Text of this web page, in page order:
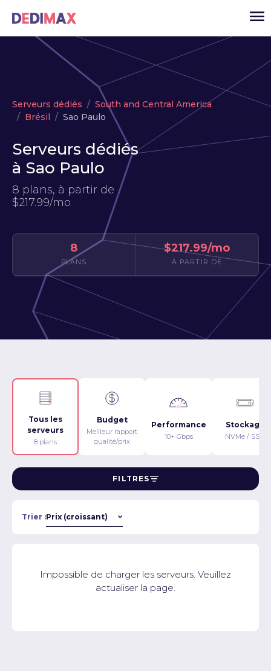
VPS
Serveurs dédiés
MON ESPACE
Serveurs dédiés
South and Central America
Brésil
Sao Paulo
Serveurs dédiés
à Sao Paulo
8 plans, à partir de
$217.99/mo
8
PLANS
$217.99/mo
À PARTIR DE
Tous les
serveurs
8 plans
Budget
Meilleur rapport
qualité/prix
Performance
10+ Gbps
Stockage
NVMe / SSD
FILTRES
Trier :
Impossible de charger les serveurs. Veuillez
actualiser la page.